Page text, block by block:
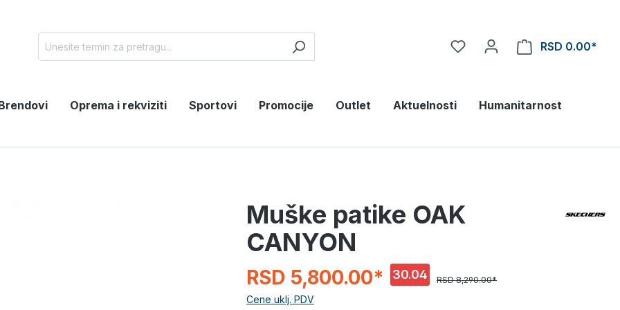
RSD 0.00*
Oprema i rekviziti Sportovi Promocije Outlet Aktuelnosti Humanitarnost
Muške patike OAK
CANYON
RSD 5,800.00*
30.04
RSD 8,290.00*
Cene uklj. PDV